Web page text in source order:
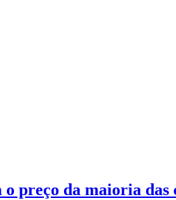
preço da maioria das